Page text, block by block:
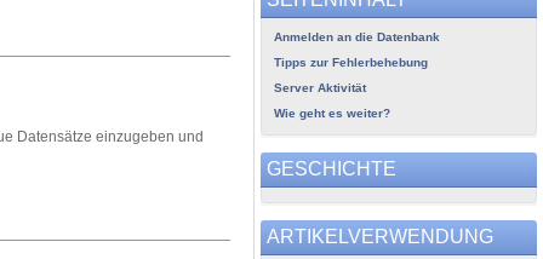
Datensätze einzugeben und
Anmelden an die Datenbank
Tipps zur Fehlerbehebung
Server Aktivität
Wie geht es weiter?
GESCHICHTE
ARTIKELVERWENDUNG